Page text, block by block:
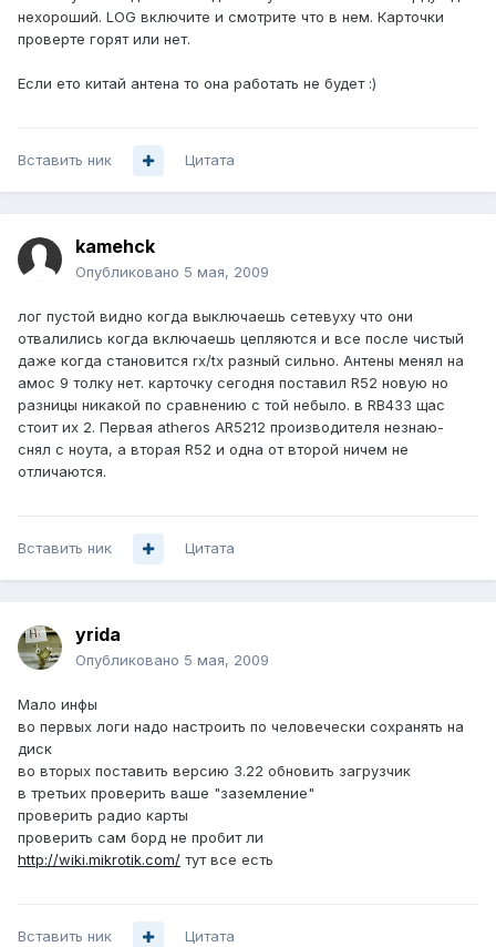
нехороший. LOG включите и смотрите что в нем. Карточки
проверте горят или нет.
Если ето китай антена то она работать не будет :)
Вставить ник Цитата
kamehck
Опубликовано 5 мая, 2009
лог пустой видно когда выключаешь сетевуху что они
отвалились когда включаешь цепляются и все после чистый
даже когда становится rx/tx разный сильно. Антены менял на
амос 9 толку нет. карточку сегодня поставил R52 новую но
разницы никакой по сравнению с той небыло. в RB433 щас
стоит их 2. Первая atheros AR5212 производителя незнаю-
снял с ноута, а вторая R52 и одна от второй ничем не
отличаются.
Вставить ник Цитата
yrida
Опубликовано 5 мая, 2009
Мало инфы
во первых логи надо настроить по человечески сохранять на
диск
во вторых поставить версию 3.22 обновить загрузчик
в третьих проверить ваше "заземление"
проверить радио карты
проверить сам борд не пробит ли
http://wiki.mikrotik.com/ тут все есть
Вставить ник Цитата